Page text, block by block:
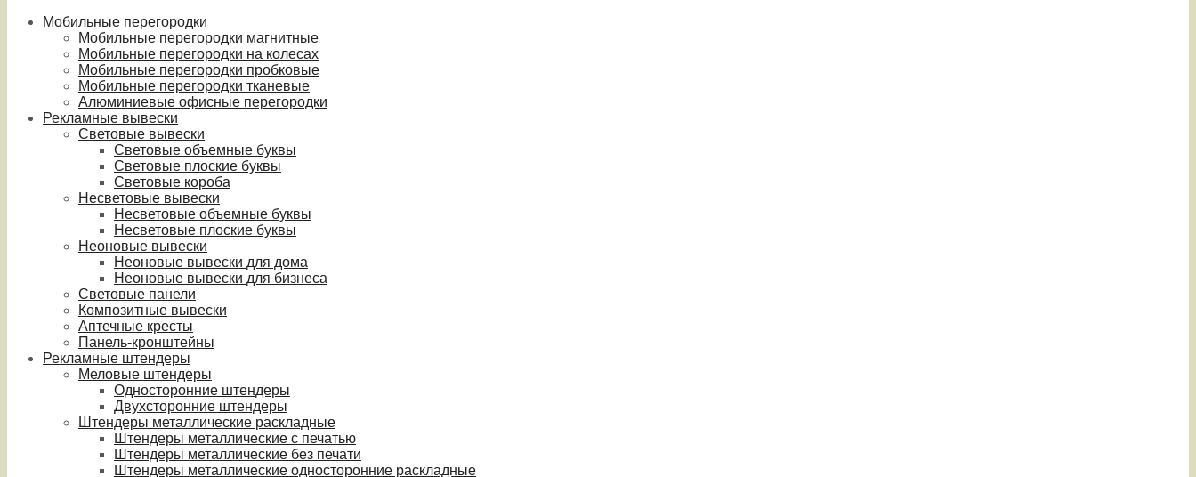
Мобильные перегородки
Мобильные перегородки магнитные
Мобильные перегородки на колесах
Мобильные перегородки пробковые
Мобильные перегородки тканевые
Алюминиевые офисные перегородки
Рекламные вывески
Световые вывески
Световые объемные буквы
Световые плоские буквы
Световые короба
Несветовые вывески
Несветовые объемные буквы
Несветовые плоские буквы
Неоновые вывески
Неоновые вывески для дома
Неоновые вывески для бизнеса
Световые панели
Композитные вывески
Аптечные кресты
Панель-кронштейны
Рекламные штендеры
Меловые штендеры
Односторонние штендеры
Двухсторонние штендеры
Штендеры металлические раскладные
Штендеры металлические с печатью
Штендеры металлические без печати
Штендеры металлические односторонние раскладные